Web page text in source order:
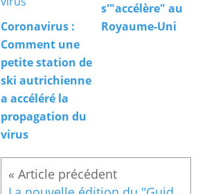
Coronavirus :
Comment une
petite station de
ski autrichienne
a accéléré la
propagation du
virus
s'"accélère" au
Royaume-Uni